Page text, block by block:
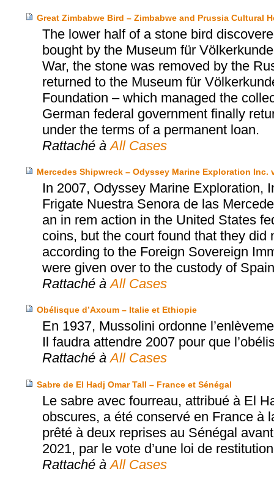
Great Zimbabwe Bird – Zimbabwe and Prussia Cultural
The lower half of a stone bird
bought by the Museum für
War, the stone was removed by the
returned to the Museum für
Foundation – which managed the
German federal government finally
under the terms of a permanent loan.
Rattaché à All Cases
Mercedes Shipwreck – Odyssey Marine Exploration Inc.
In 2007, Odyssey Marine Exploration,
Frigate Nuestra Senora de las
an in rem action in the United States
coins, but the court found that they
according to the Foreign Sovereign
were given over to the custody of
Rattaché à All Cases
Obélisque d’Axoum – Italie et Ethiopie
En 1937, Mussolini ordonne
Il faudra attendre 2007 pour que
Rattaché à All Cases
Sabre de El Hadj Omar Tall – France et Sénégal
Le sabre avec fourreau, attribué à El
obscures, a été conservé en France à
prêté à deux reprises au Sénégal
2021, par le vote d’une loi de
Rattaché à All Cases